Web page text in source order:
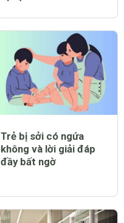
Trẻ bị sởi có ngứa
không và lời giải đáp
đầy bất ngờ